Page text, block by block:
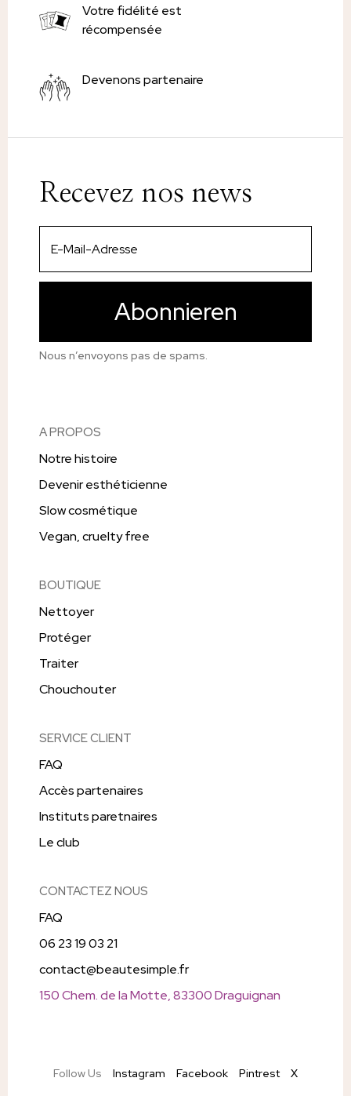
Votre fidélité est
récompensée
Devenons partenaire
Recevez nos news
Abonnieren
Nous n’envoyons pas de spams.
A PROPOS
Notre histoire
Devenir esthéticienne
Slow cosmétique
Vegan, cruelty free
BOUTIQUE
Nettoyer
Protéger
Traiter
Chouchouter
SERVICE CLIENT
FAQ
Accès partenaires
Instituts paretnaires
Le club
CONTACTEZ NOUS
FAQ
06 23 19 03 21
contact@beautesimple.fr
150 Chem. de la Motte, 83300 Draguignan
Follow Us Instagram Facebook Pintrest X